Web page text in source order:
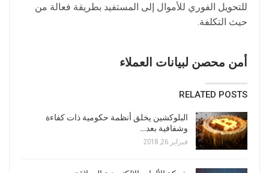
للتحويل الفوري للأموال إلى المستفيد بطريقة فعالة من
حيث التكلفة.
أمن محصن لبيانات العملاء
RELATED POSTS
البلوكشين يخلق أنظمة حكومية ذات كفاءة
وشفافية بعد…
فبراير 26, 2018